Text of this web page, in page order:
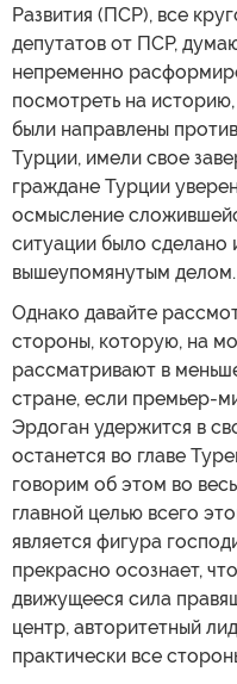
Развития (ПСР), все
депутатов от ПСР,
непременно
посмотреть на
были направлены
Турции, имели свое
граждане Турции
осмысление
ситуации было сделано
вышеупомянутым делом.
Однако давайте
стороны, которую, на
рассматривают в
стране, если премьер-
Эрдоган удержится в
останется во главе
говорим об этом во
главной целью всего
является фигура
прекрасно осознает,
движущееся сила
центр, авторитетный
практически все